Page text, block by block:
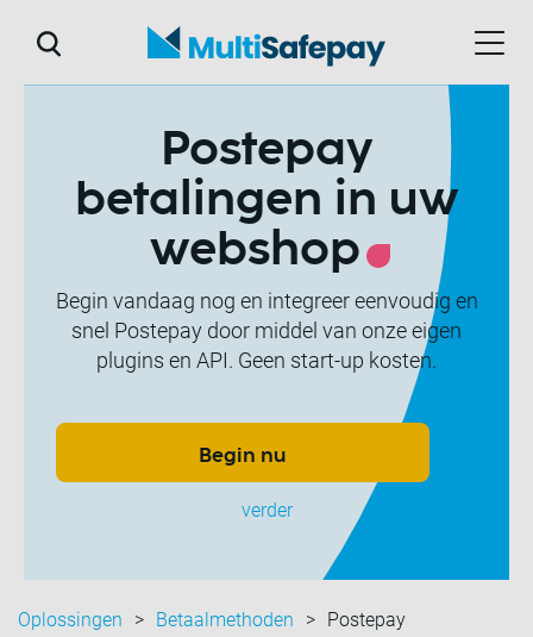
Postepay
betalingen in uw
webshop
Begin vandaag nog en integreer eenvoudig en
snel Postepay door middel van onze eigen
plugins en API. Geen start-up kosten.
Begin nu
verder
Oplossingen Betaalmethoden Postepay